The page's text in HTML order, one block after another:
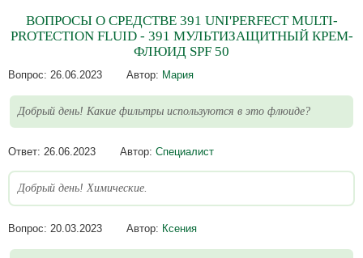
ВОПРОСЫ О СРЕДСТВЕ 391 UNI'PERFECT MULTI-
PROTECTION FLUID - 391 МУЛЬТИЗАЩИТНЫЙ КРЕМ-
ФЛЮИД SPF 50
Вопрос: 26.06.2023 Автор: Мария
Добрый день! Какие фильтры используются в это флюиде?
Ответ: 26.06.2023 Автор: Специалист
Добрый день! Химические.
Вопрос: 20.03.2023 Автор: Ксения